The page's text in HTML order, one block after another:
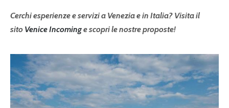
Cerchi esperienze e servizi a Venezia e in Italia? Visita il
sito Venice Incominge scopri le nostre proposte!